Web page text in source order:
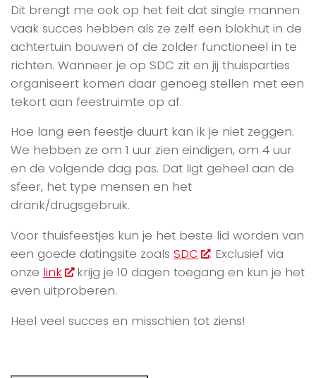
Dit brengt me ook op het feit dat single mannen
vaak succes hebben als ze zelf een blokhut in de
achtertuin bouwen of de zolder functioneel in te
richten. Wanneer je op SDC zit en jij thuisparties
organiseert komen daar genoeg stellen met een
tekort aan feestruimte op af.
Hoe lang een feestje duurt kan ik je niet zeggen.
We hebben ze om 1 uur zien eindigen, om 4 uur
en de volgende dag pas. Dat ligt geheel aan de
sfeer, het type mensen en het
drank/drugsgebruik.
Voor thuisfeestjes kun je het beste lid worden van
een goede datingsite zoals SDC
. Exclusief via
onze link
krijg je 10 dagen toegang en kun je het
even uitproberen.
Heel veel succes en misschien tot ziens!